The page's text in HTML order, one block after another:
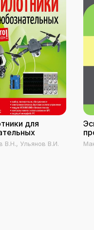
для
В.Н., Ульянов В.И.